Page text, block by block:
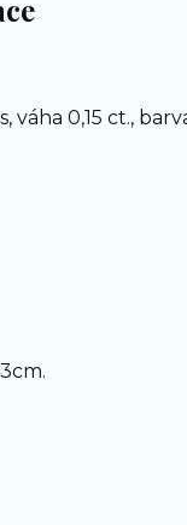
0,15 ct.,